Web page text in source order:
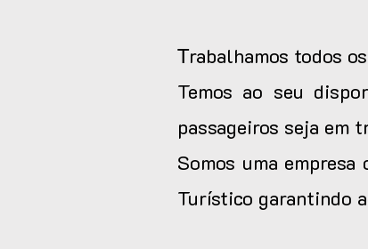
Trabalhamos todos
Temos ao seu
passageiros seja em
Somos uma
Turístico garantindo